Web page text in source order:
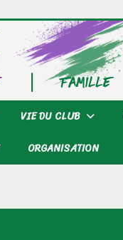
VIE DU CLUB
ORGANISATION